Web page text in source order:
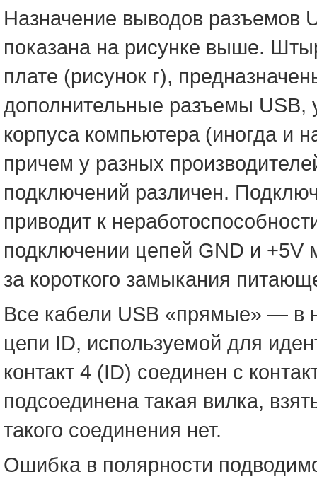
Назначение выводов разъемов
показана на рисунке выше.
плате (рисунок г),
дополнительные разъемы USB,
корпуса компьютера (иногда и
причем у разных
подключений различен.
приводит к
подключении цепей GND и +5V
за короткого замыкания
Все кабели USB «прямые» — в
цепи ID, используемой для
контакт 4 (ID) соединен с
подсоединена такая вилка,
такого соединения нет.
Ошибка в полярности